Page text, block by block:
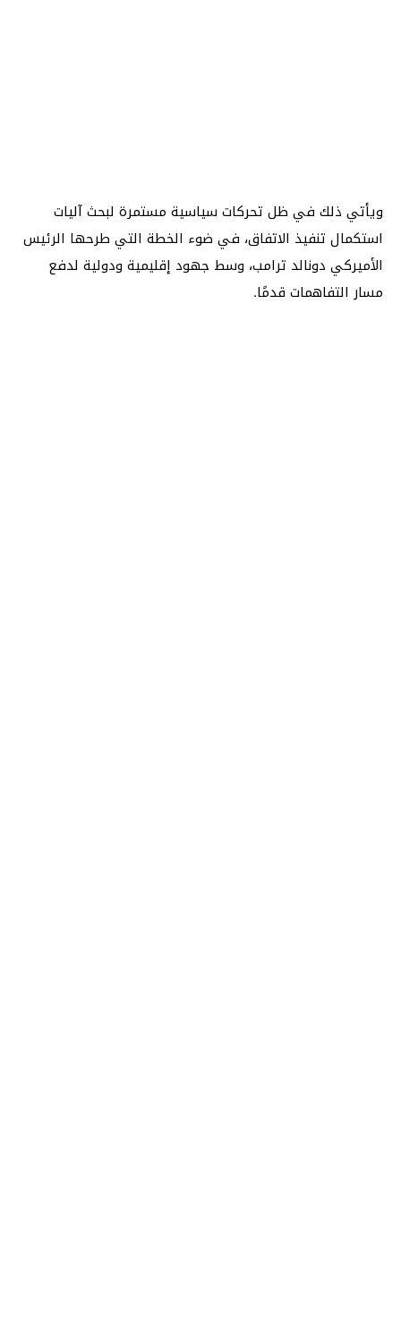
ويأتي ذلك في ظل تحركات سياسية مستمرة لبحث آليات
استكمال تنفيذ الاتفاق، في ضوء الخطة التي طرحها الرئيس
الأميركي دونالد ترامب، وسط جهود إقليمية ودولية لدفع
مسار التفاهمات قدمًا.